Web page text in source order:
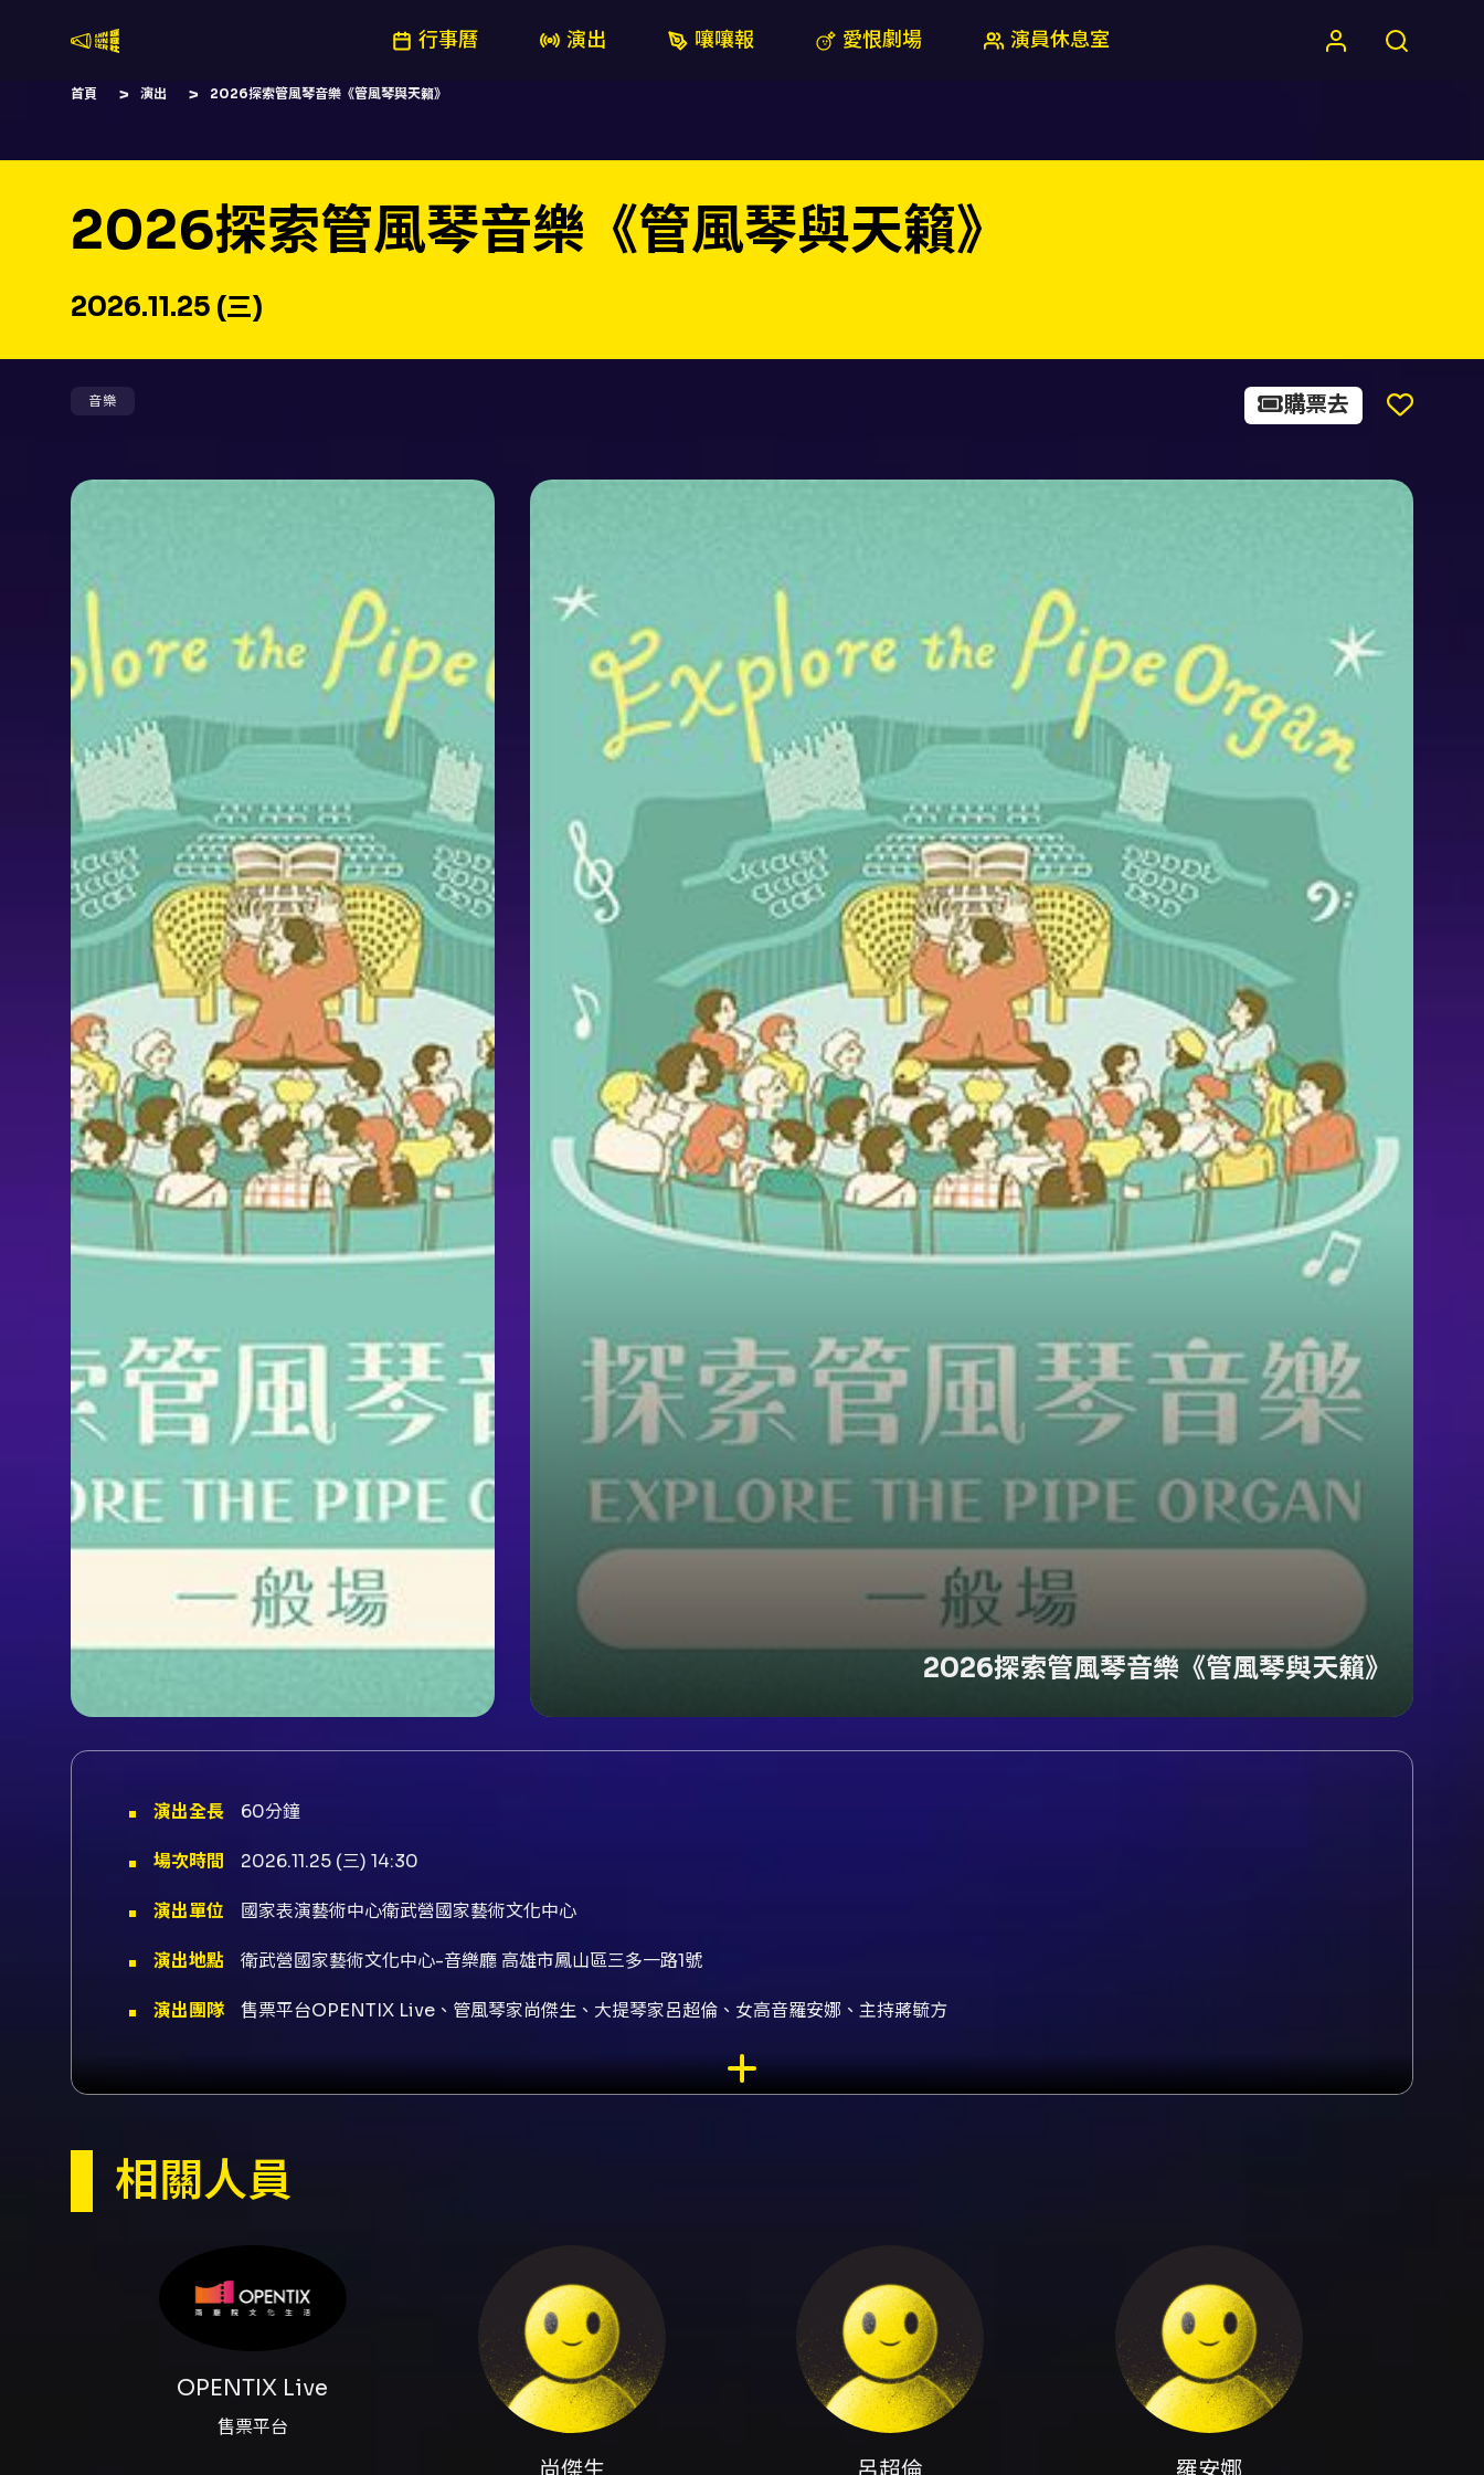
行事曆 演出 嚷嚷報 愛恨劇場 演員休息室
首頁 演出 2026探索管風琴音樂《管風琴與天籟》
2026探索管風琴音樂《管風琴與天籟》
2026.11.25 (三)
音樂 購票去
2026探索管風琴音樂《管風琴與天籟》
演出全長 60分鐘
場次時間 2026.11.25 (三) 14:30
演出單位 國家表演藝術中心衛武營國家藝術文化中心
演出地點 衛武營國家藝術文化中心-音樂廳 高雄市鳳山區三多一路1號
演出團隊 售票平台OPENTIX Live、管風琴家尚傑生、大提琴家呂超倫、女高音羅安娜、主持蔣毓方
探索管風琴音樂《管風琴與天籟》邀請聽眾在衛武營音樂廳，親近亞洲最大音樂廳管風琴的多樣音色與表現力。此場演出以管風琴為核心，透過
管風琴獨奏、管風琴與大提琴的二重奏、管風琴與女高音的聲樂合作，以及三者合奏的編制，呈現從巴洛克到浪漫乃至法國藝術歌曲與改編臺灣
琴音色的對話。 本場主要演奏者具備國際紮實的表現經歷，並在各自領域帶來專業詮釋。管風琴家尚傑生（Sean JACKSON）擁有美國茱莉
亞音樂學院博士學位，兼具獨奏與伴奏經驗，他的音色控制與音樂語彙能有效呈現管風琴由細緻到宏大的動態；大提琴演奏者呂超倫的演奏特色
背景，其溫暖細膩的音色適切演繹法國藝術歌曲與宗教或抒情詮釋。節目由主持人蔣毓方串場，引導聽眾理解曲目脈絡與演出亮點，對於初次接
觸管風琴或想深化聆聽經驗的觀眾都有幫助。 聆聽價值上，管風琴在音色規模、氣息與和聲分層方面具備獨特的表現可能。當管風琴與大提琴
或人聲相互對應時，聽眾可觀察到低頻共鳴與人聲/弦樂線條之間的平衡，亦能體驗從巴洛克對位到浪漫抒情的不同詮釋策略。衛武營的管風琴
在音響設計與空間回饋上能夠放大音色細節，使得管風琴的簇狀和聲、單簧或雙簧音色，以及大提琴和女高音的歌唱性都能清晰傳達。對於想了
解管風琴在室內樂、聲樂伴奏與改編曲目中的多重角色之聽眾，本場提供一個相對全面且易於理解的入門與深化聆聽路徑。 節目編排既保留古
典曲目的原有語彙，也透過編配與不同組合的呈現方式，讓熟悉與不熟悉古典曲目的聽眾均能找到共鳴。無論你是音樂愛好者、聲樂或管風琴的
學習者，或是尋求高品質現場音樂經驗的一般觀眾，這場演出都能以其曲目多樣性與演出陣容，提供豐富的聽覺享受與音樂教育價值。若欲進一
步把握每首曲目的歷史背景與編制變化，建議在觀演前閱讀節目單中各曲目來源以及作曲家風格簡介，以加深現場聆聽時的對比與層次感。
展演與入場注意事項： - 演出地點為衛武營國家藝術文化中心音樂廳，當日開放音樂廳入場。1F西主入口與B2F停車場入口為驗票處。輪椅席設
相關人員
OPENTIX Live
售票平台